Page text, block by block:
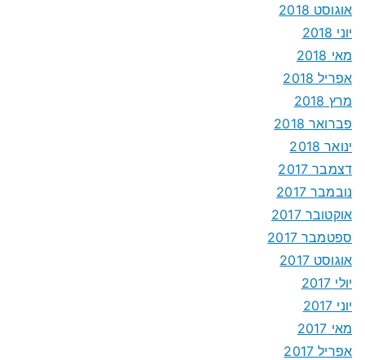
אוגוסט 2018
יוני 2018
מאי 2018
אפריל 2018
מרץ 2018
פברואר 2018
ינואר 2018
דצמבר 2017
נובמבר 2017
אוקטובר 2017
ספטמבר 2017
אוגוסט 2017
יולי 2017
יוני 2017
מאי 2017
אפריל 2017